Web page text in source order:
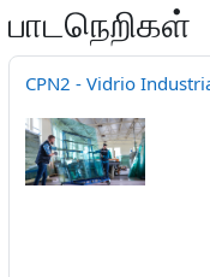
பாடநெறிகள்
CPN2 - Vidrio